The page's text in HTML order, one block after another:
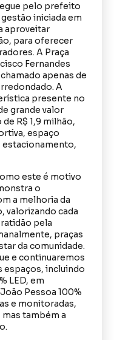
pelo prefeito
iniciada em
aproveitar
para oferecer
A Praça
Fernandes
apenas de
A
presente no
grande valor
R$ 1,9 milhão,
espaço
estacionamento,
este é motivo
o
a melhoria da
valorizando cada
pela
praças
da comunidade.
e continuaremos
espaços, incluindo
LED, em
Pessoa 100%
e monitoradas,
também a